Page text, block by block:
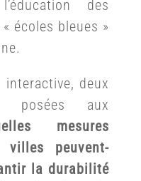
des
écoles bleues »
deux
posées aux
mesures
villes peuvent-
la durabilité